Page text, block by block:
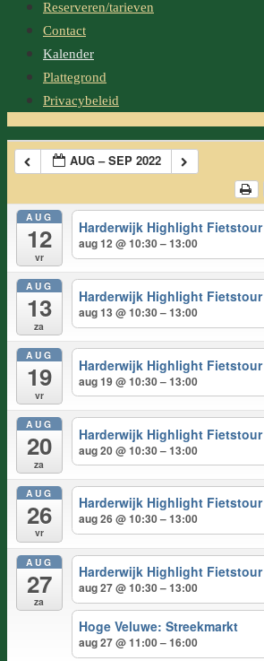
Reserveren/tarieven
Contact
Kalender
Plattegrond
Privacybeleid
AUG – SEP 2022
AUG
12
vr
Harderwijk Highlight Fietstour
aug 12 @ 10:30 – 13:00
AUG
13
za
Harderwijk Highlight Fietstour
aug 13 @ 10:30 – 13:00
AUG
19
vr
Harderwijk Highlight Fietstour
aug 19 @ 10:30 – 13:00
AUG
20
za
Harderwijk Highlight Fietstour
aug 20 @ 10:30 – 13:00
AUG
26
vr
Harderwijk Highlight Fietstour
aug 26 @ 10:30 – 13:00
AUG
27
za
Harderwijk Highlight Fietstour
aug 27 @ 10:30 – 13:00
Hoge Veluwe: Streekmarkt
aug 27 @ 11:00 – 16:00